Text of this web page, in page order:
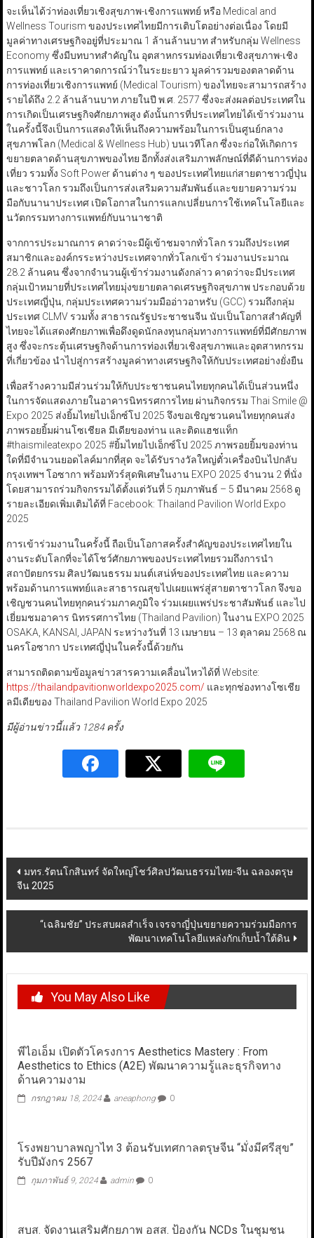
จะเห็นได้ว่าท่องเที่ยวเชิงสุขภาพ-เชิงการแพทย์ หรือ Medical and
Wellness Tourism ของประเทศไทยมีการเติบโตอย่างต่อเนื่อง โดยมี
มูลค่าทางเศรษฐกิจอยู่ที่ประมาณ 1 ล้านล้านบาท สำหรับกลุ่ม Wellness
Economy ซึ่งมีบทบาทสำคัญใน อุตสาหกรรมท่องเที่ยวเชิงสุขภาพ-เชิง
การแพทย์ และเราคาดการณ์ว่าในระยะยาว มูลค่ารวมของตลาดด้าน
การท่องเที่ยวเชิงการแพทย์ (Medical Tourism) ของไทยจะสามารถสร้าง
รายได้ถึง 2.2 ล้านล้านบาท ภายในปี พ.ศ. 2577 ซึ่งจะส่งผลต่อประเทศใน
การเกิดเป็นเศรษฐกิจศักยภาพสูง ดังนั้นการที่ประเทศไทยได้เข้าร่วมงาน
ในครั้งนี้จึงเป็นการแสดงให้เห็นถึงความพร้อมในการเป็นศูนย์กลาง
สุขภาพโลก (Medical & Wellness Hub) บนเวทีโลก ซึ่งจะก่อให้เกิดการ
ขยายตลาดด้านสุขภาพของไทย อีกทั้งส่งเสริมภาพลักษณ์ที่ดีด้านการท่อง
เที่ยว รวมทั้ง Soft Power ด้านต่าง ๆ ของประเทศไทยแก่สายตาชาวญี่ปุ่น
และชาวโลก รวมถึงเป็นการส่งเสริมความสัมพันธ์และขยายความร่วม
มือกับนานาประเทศ เปิดโอกาสในการแลกเปลี่ยนการใช้เทคโนโลยีและ
นวัตกรรมทางการแพทย์กับนานาชาติ
จากการประมาณการ คาดว่าจะมีผู้เข้าชมจากทั่วโลก รวมถึงประเทศ
สมาชิกและองค์กรระหว่างประเทศจากทั่วโลกเข้า ร่วมงานประมาณ
28.2 ล้านคน ซึ่งจากจำนวนผู้เข้าร่วมงานดังกล่าว คาดว่าจะมีประเทศ
กลุ่มเป้าหมายที่ประเทศไทยมุ่งขยายตลาดเศรษฐกิจสุขภาพ ประกอบด้วย
ประเทศญี่ปุ่น, กลุ่มประเทศความร่วมมืออ่าวอาหรับ (GCC) รวมถึงกลุ่ม
ประเทศ CLMV รวมทั้ง สาธารณรัฐประชาชนจีน นับเป็นโอกาสสำคัญที่
ไทยจะได้แสดงศักยภาพเพื่อดึงดูดนักลงทุนกลุ่มทางการแพทย์ที่มีศักยภาพ
สูง ซึ่งจะกระตุ้นเศรษฐกิจด้านการท่องเที่ยวเชิงสุขภาพและอุตสาหกรรม
ที่เกี่ยวข้อง นำไปสู่การสร้างมูลค่าทางเศรษฐกิจให้กับประเทศอย่างยั่งยืน
เพื่อสร้างความมีส่วนร่วมให้กับประชาชนคนไทยทุกคนได้เป็นส่วนหนึ่ง
ในการจัดแสดงภายในอาคารนิทรรศการไทย ผ่านกิจกรรม Thai Smile @
Expo 2025 ส่งยิ้มไทยไปเอ็กซ์โป 2025 จึงขอเชิญชวนคนไทยทุกคนส่ง
ภาพรอยยิ้มผ่านโซเชียล มีเดียของท่าน และติดแฮชแท็ก
#thaismileatexpo 2025 #ยิ้มไทยไปเอ็กซ์โป 2025 ภาพรอยยิ้มของท่าน
ใดที่มีจำนวนยอดไลค์มากที่สุด จะได้รับรางวัลใหญ่ตั๋วเครื่องบินไปกลับ
กรุงเทพฯ โอซากา พร้อมทัวร์สุดพิเศษในงาน EXPO 2025 จำนวน 2 ที่นั่ง
โดยสามารถร่วมกิจกรรมได้ตั้งแต่วันที่ 5 กุมภาพันธ์ – 5 มีนาคม 2568 ดู
รายละเอียดเพิ่มเติมได้ที่ Facebook: Thailand Pavilion World Expo
2025
การเข้าร่วมงานในครั้งนี้ ถือเป็นโอกาสครั้งสำคัญของประเทศไทยใน
งานระดับโลกที่จะได้โชว์ศักยภาพของประเทศไทยรวมถึงการนำ
สถาปัตยกรรม ศิลปวัฒนธรรม มนต์เสน่ห์ของประเทศไทย และความ
พร้อมด้านการแพทย์และสาธารณสุขไปเผยแพร่สู่สายตาชาวโลก จึงขอ
เชิญชวนคนไทยทุกคนร่วมภาคภูมิใจ ร่วมเผยแพร่ประชาสัมพันธ์ และไป
เยี่ยมชมอาคาร นิทรรศการไทย (Thailand Pavilion) ในงาน EXPO 2025
OSAKA, KANSAI, JAPAN ระหว่างวันที่ 13 เมษายน – 13 ตุลาคม 2568 ณ
นครโอซากา ประเทศญี่ปุ่นในครั้งนี้ด้วยกัน
สามารถติดตามข้อมูลข่าวสารความเคลื่อนไหวได้ที่ Website:
https://thailandpavitionworldexpo2025.com/ และทุกช่องทางโซเชีย
ลมีเดียของ Thailand Pavilion World Expo 2025
มีผู้อ่านข่าวนี้แล้ว 1284 ครั้ง
Post
navigation
มทร.รัตนโกสินทร์ จัดใหญ่โชว์ศิลปวัฒนธรรมไทย-จีน ฉลองตรุษ
จีน 2025
“เฉลิมชัย” ประสบผลสำเร็จ เจรจาญี่ปุ่นขยายความร่วมมือการ
พัฒนาเทคโนโลยีแหล่งกักเก็บน้ำใต้ดิน
You May Also Like
พีไอเอ็ม เปิดตัวโครงการ Aesthetics Mastery : From
Aesthetics to Ethics (A2E) พัฒนาความรู้และธุรกิจทาง
ด้านความงาม
กรกฎาคม 18, 2024 aneaphong 0
โรงพยาบาลพญาไท 3 ต้อนรับเทศกาลตรุษจีน “มั่งมีศรีสุข”
รับปีมังกร 2567
กุมภาพันธ์ 9, 2024 admin 0
สบส. จัดงานเสริมศักยภาพ อสส. ป้องกัน NCDs ในชุมชน